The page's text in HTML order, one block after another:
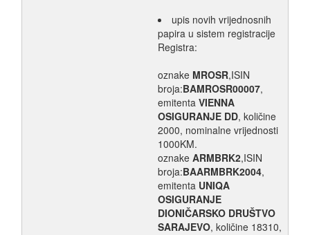
upis novih vrijednosnih
papira u sistem registracije
Registra:
oznake MROSR,ISIN
broja:BAMROSR00007,
emitenta VIENNA
OSIGURANJE DD, količine
2000, nominalne vrijednosti
1000KM.
oznake ARMBRK2,ISIN
broja:BAARMBRK2004,
emitenta UNIQA
OSIGURANJE
DIONIČARSKO DRUŠTVO
SARAJEVO, količine 18310,